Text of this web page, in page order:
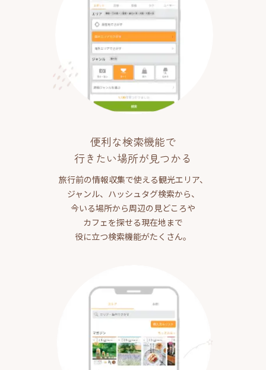
便利な検索機能で
行きたい場所が見つかる
旅行前の情報収集で使える観光エリア、
ジャンル、ハッシュタグ検索から、
今いる場所から周辺の見どころや
カフェを探せる現在地まで
役に立つ検索機能がたくさん。